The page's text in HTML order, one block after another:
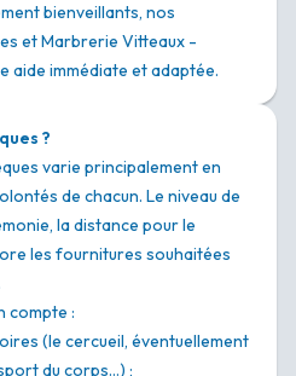
bienveillants, nos
et Marbrerie Vitteaux -
aide immédiate et adaptée.
?
varie principalement en
de chacun. Le niveau de
la distance pour le
les fournitures souhaitées
compte :
(le cercueil, éventuellement
du corps…) ;